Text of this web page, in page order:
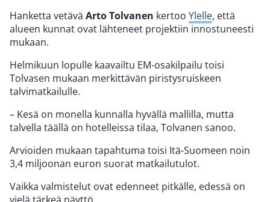
Hanketta vetävä Arto Tolvanen kertoo Ylelle, että
alueen kunnat ovat lähteneet projektiin innostuneesti
mukaan.
Helmikuun lopulle kaavailtu EM-osakilpailu toisi
Tolvasen mukaan merkittävän piristysruiskeen
talvimatkailulle.
– Kesä on monella kunnalla hyvällä mallilla, mutta
talvella täällä on hotelleissa tilaa, Tolvanen sanoo.
Arvioiden mukaan tapahtuma toisi Itä-Suomeen noin
3,4 miljoonan euron suorat matkailutulot.
Vaikka valmistelut ovat edenneet pitkälle, edessä on